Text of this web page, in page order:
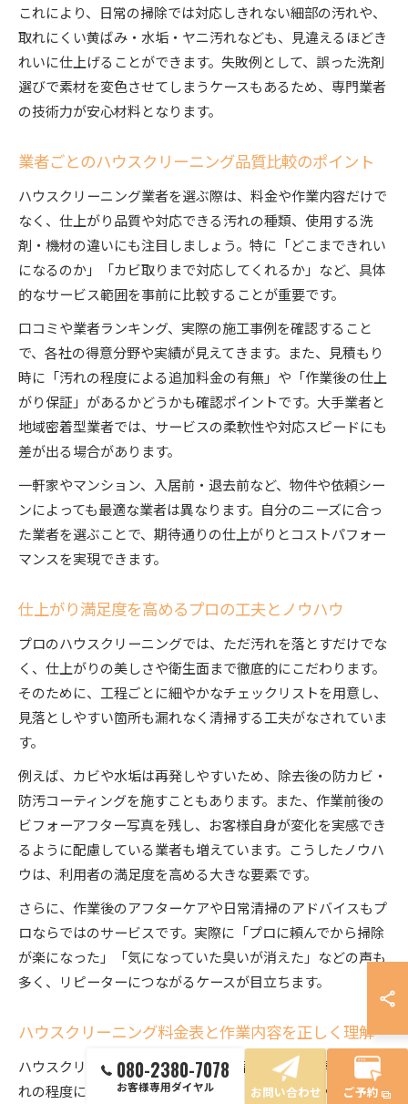
これにより、日常の掃除では対応しきれない細部の汚れや、
取れにくい黄ばみ・水垢・ヤニ汚れなども、見違えるほどき
れいに仕上げることができます。失敗例として、誤った洗剤
選びで素材を変色させてしまうケースもあるため、専門業者
の技術力が安心材料となります。
業者ごとのハウスクリーニング品質比較のポイント
ハウスクリーニング業者を選ぶ際は、料金や作業内容だけで
なく、仕上がり品質や対応できる汚れの種類、使用する洗
剤・機材の違いにも注目しましょう。特に「どこまできれい
になるのか」「カビ取りまで対応してくれるか」など、具体
的なサービス範囲を事前に比較することが重要です。
口コミや業者ランキング、実際の施工事例を確認すること
で、各社の得意分野や実績が見えてきます。また、見積もり
時に「汚れの程度による追加料金の有無」や「作業後の仕上
がり保証」があるかどうかも確認ポイントです。大手業者と
地域密着型業者では、サービスの柔軟性や対応スピードにも
差が出る場合があります。
一軒家やマンション、入居前・退去前など、物件や依頼シー
ンによっても最適な業者は異なります。自分のニーズに合っ
た業者を選ぶことで、期待通りの仕上がりとコストパフォー
マンスを実現できます。
仕上がり満足度を高めるプロの工夫とノウハウ
プロのハウスクリーニングでは、ただ汚れを落とすだけでな
く、仕上がりの美しさや衛生面まで徹底的にこだわります。
そのために、工程ごとに細やかなチェックリストを用意し、
見落としやすい箇所も漏れなく清掃する工夫がなされていま
す。
例えば、カビや水垢は再発しやすいため、除去後の防カビ・
防汚コーティングを施すこともあります。また、作業前後の
ビフォーアフター写真を残し、お客様自身が変化を実感でき
るように配慮している業者も増えています。こうしたノウハ
ウは、利用者の満足度を高める大きな要素です。
さらに、作業後のアフターケアや日常清掃のアドバイスもプ
ロならではのサービスです。実際に「プロに頼んでから掃除
が楽になった」「気になっていた臭いが消えた」などの声も
多く、リピーターにつながるケースが目立ちます。
ハウスクリーニング料金表と作業内容を正しく理解
ハウスクリーニングの料金表は、部屋の広さや清掃範囲、汚
れの程度によって大きく変動します。例えば、キッチンや浴
080-2380-7078
お客様専用ダイヤル お問い合わせ ご予約